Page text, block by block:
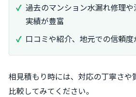
過去のマンション水漏れ修理
実績が豊富
口コミや紹介、地元での信頼度
相見積もり時には、対応の丁寧さや
比較してみてください。